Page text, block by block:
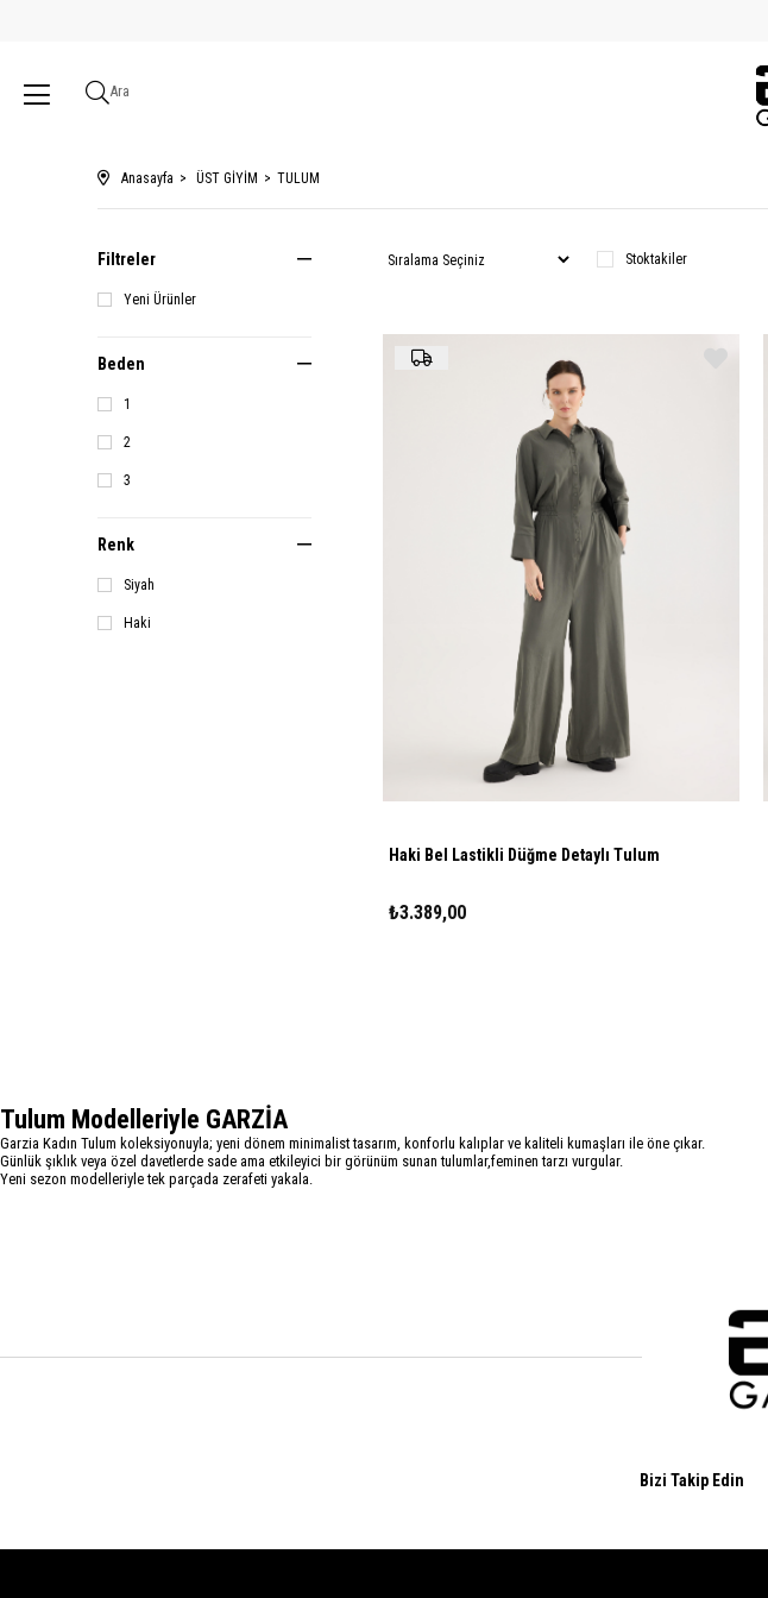
Ara
Anasayfa ÜST GİYİM TULUM
Filtreler
Yeni Ürünler
Beden
1
2
3
Renk
Siyah
Haki
Stoktakiler
Haki Bel Lastikli Düğme Detaylı Tulum
₺3.389,00
Tulum Modelleriyle GARZİA
Garzia Kadın Tulum koleksiyonuyla; yeni dönem minimalist tasarım, konforlu kalıplar ve kaliteli kumaşları ile öne çıkar.
Günlük şıklık veya özel davetlerde sade ama etkileyici bir görünüm sunan tulumlar,feminen tarzı vurgular.
Yeni sezon modelleriyle tek parçada zerafeti yakala.
Bizi Takip Edin